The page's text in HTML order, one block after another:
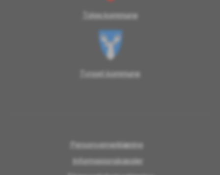
Tolga kommune
Tynset kommune
Personvernerklæring
Informasjonskapsler